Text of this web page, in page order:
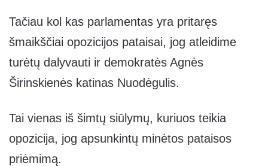
Tačiau kol kas parlamentas yra pritaręs
šmaikščiai opozicijos pataisai, jog atleidime
turėtų dalyvauti ir demokratės Agnės
Širinskienės katinas Nuodėgulis.
Tai vienas iš šimtų siūlymų, kuriuos teikia
opozicija, jog apsunkintų minėtos pataisos
priėmimą.